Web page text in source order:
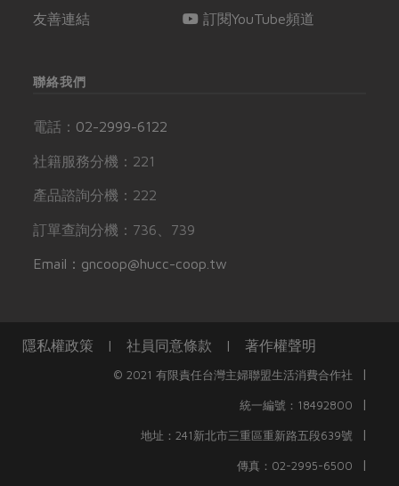
友善連結
訂閱YouTube頻道
聯絡我們
電話： 02-2999-6122
社籍服務分機：221
產品諮詢分機：222
訂單查詢分機：736、739
Email：gncoop@hucc-coop.tw
隱私權政策 | 社員同意條款 | 著作權聲明
© 2021 有限責任台灣主婦聯盟生活消費合作社 |
統一編號：18492800 |
地址：241新北市三重區重新路五段639號 |
傳真：02-2995-6500 |